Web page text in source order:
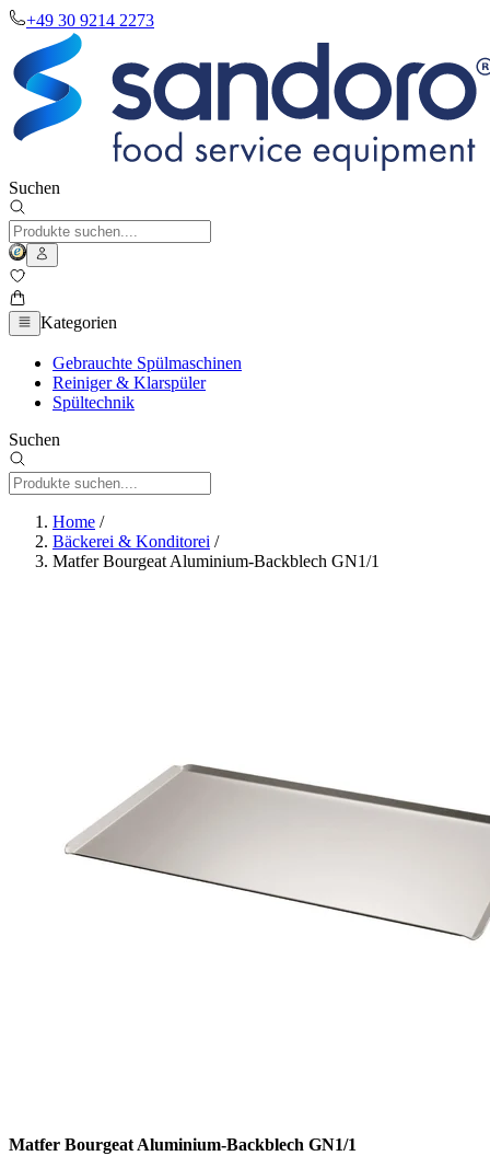
+49 30 9214 2273
Suchen
Kategorien
Gebrauchte Spülmaschinen
Reiniger & Klarspüler
Spültechnik
Suchen
Home /
Bäckerei & Konditorei /
Matfer Bourgeat Aluminium-Backblech GN1/1
Matfer Bourgeat Aluminium-Backblech GN1/1